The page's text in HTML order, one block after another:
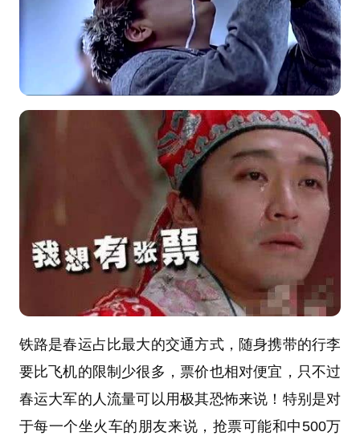
铁路是春运占比最大的交通方式，随身携带的行李
要比飞机的限制少很多，票价也相对便宜，只不过
春运大军的人流量可以用极其恐怖来说！特别是对
于每一个坐火车的朋友来说，抢票可能和中500万